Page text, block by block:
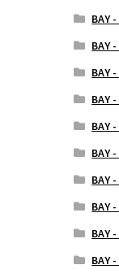
BAY
BAY
BAY
BAY
BAY
BAY
BAY
BAY
BAY
BAY